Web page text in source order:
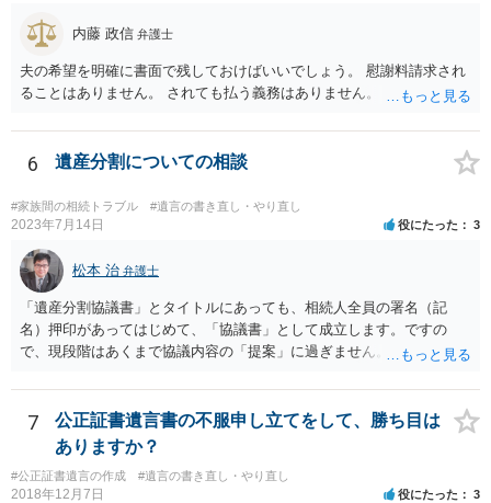
がありえますが、その予防方法は、遺言者と面談してみないと判断が
難しいです。
内藤 政信 弁護士
夫の希望を明確に書面で残しておけばいいでしょう。 慰謝料請求され
ることはありません。 されても払う義務はありません。
6 遺産分割についての相談
#家族間の相続トラブル #遺言の書き直し・やり直し
2023年7月14日 役にたった 3
松本 治 弁護士
「遺産分割協議書」とタイトルにあっても、相続人全員の署名（記
名）押印があってはじめて、「協議書」として成立します。ですの
で、現段階はあくまで協議内容の「提案」に過ぎません。 納得がいか
成立となります。その場合、成立させたい相続人が、家庭裁判所に遺
産分割調停を申し立てなければなりません。 なお、弁護士の送付状
は、通常、相続人全員分の（本件であれば４通の）「遺産分割協議
書」を作成するところ、１通だけの作成にとどめる理由が書かれてい
るものです。
7
公正証書遺言書の不服申し立てをして、勝ち目は
ありますか？
#公正証書遺言の作成 #遺言の書き直し・やり直し
2018年12月7日 役にたった 3